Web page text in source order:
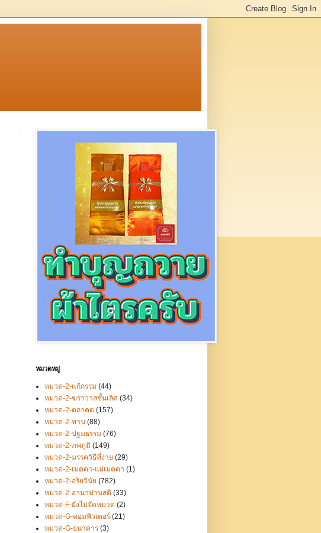
หมวดหมู่
หมวด-2-แก้กรรม (44)
หมวด-2-ฆราวาสชั้นเลิศ (34)
หมวด-2-ตถาคต (157)
หมวด-2-ทาน (88)
หมวด-2-ปฐมธรรม (76)
หมวด-2-ภพภูมิ (149)
หมวด-2-มรรควิธีที่ง่าย (29)
หมวด-2-เมตตา-แผ่เมตตา (1)
หมวด-2-อริยวินัย (782)
หมวด-2-อานาปานสติ (33)
หมวด-F-ยังไม่จัดหมวด (2)
หมวด-G-คอมพิวเตอร์ (21)
หมวด-G-ธนาคาร (3)